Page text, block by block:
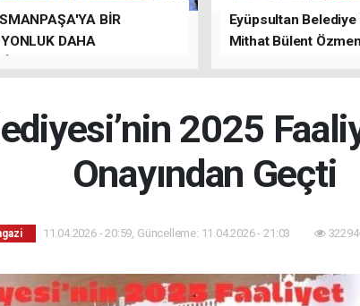
BİR
DAHA
Eyüpsultan Belediye
Mithat Bülent
2025
Onayından Geçti
11.04.2026 - 20:59, Güncelleme: 11.04.2026 - 21:03